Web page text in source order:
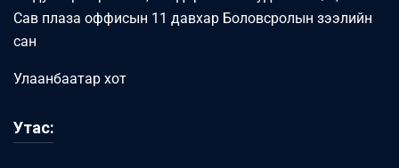
Сав плаза оффисын 11 давхар Боловсролын зээлийн
сан
Улаанбаатар хот
Утас: